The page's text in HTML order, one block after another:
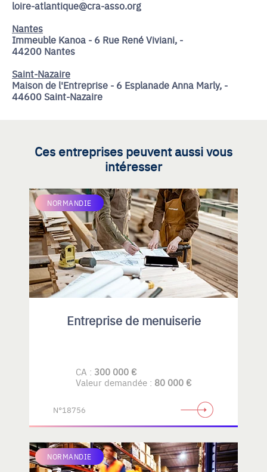
loire-atlantique@cra-asso.org
Nantes
Immeuble Kanoa - 6 Rue René Viviani, -
44200 Nantes
Saint-Nazaire
Maison de l'Entreprise - 6 Esplanade Anna Marly, -
44600 Saint-Nazaire
Ces entreprises peuvent aussi vous
intéresser
NORMANDIE
Entreprise de menuiserie
CA : 300 000 €
Valeur demandée : 80 000 €
N°18756
NORMANDIE